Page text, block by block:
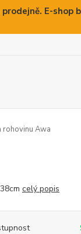
E-
rohovinu Awa
celý popis